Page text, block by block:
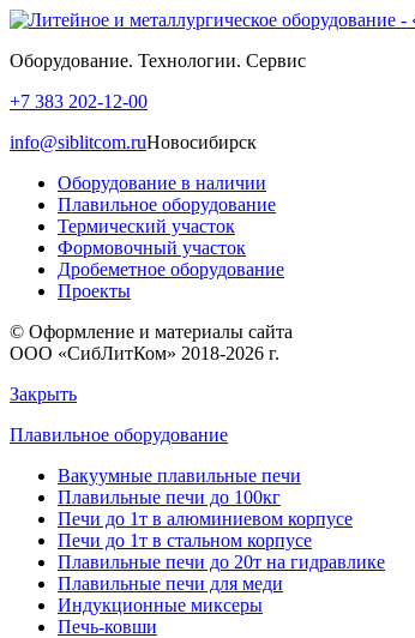
Оборудование. Технологии. Сервис
+7 383 202-12-00
info@siblitcom.ruНовосибирск
Оборудование в наличии
Плавильное оборудование
Термический участок
Формовочный участок
Дробеметное оборудование
Проекты
© Оформление и материалы сайта
ООО «СибЛитКом» 2018-2026 г.
Закрыть
Плавильное оборудование
Вакуумные плавильные печи
Плавильные печи до 100кг
Печи до 1т в алюминиевом корпусе
Печи до 1т в стальном корпусе
Плавильные печи до 20т на гидравлике
Плавильные печи для меди
Индукционные миксеры
Печь-ковши